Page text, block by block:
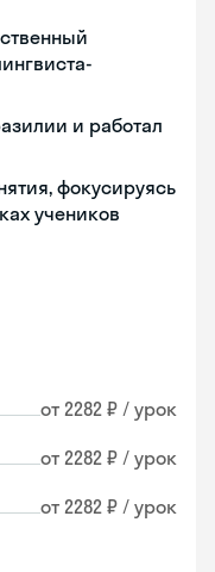
и работал
фокусируясь
учеников
от 2282 ₽ / урок
от 2282 ₽ / урок
от 2282 ₽ / урок